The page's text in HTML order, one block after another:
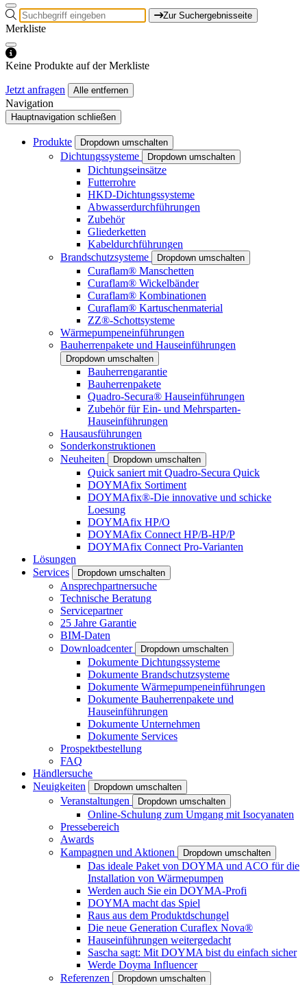
Zur Suchergebnisseite
Merkliste
Keine Produkte auf der Merkliste
Jetzt anfragen Alle entfernen
Navigation
Hauptnavigation schließen
Produkte Dropdown umschalten
Dichtungssysteme Dropdown umschalten
Dichtungseinsätze
Futterrohre
HKD-Dichtungssysteme
Abwasserdurchführungen
Zubehör
Gliederketten
Kabeldurchführungen
Brandschutzsysteme
Dropdown umschalten
Curaflam® Manschetten
Curaflam® Wickelbänder
Curaflam® Kombinationen
Curaflam® Kartuschenmaterial
ZZ®-Schottsysteme
Wärmepumpeneinführungen
Bauherrenpakete und Hauseinführungen
Dropdown umschalten
Bauherrengarantie
Bauherrenpakete
Quadro-Secura® Hauseinführungen
Zubehör für Ein- und Mehrsparten-
Hauseinführungen
Hausausführungen
Sonderkonstruktionen
Neuheiten
Dropdown umschalten
Quick saniert mit Quadro-Secura Quick
DOYMAfix Sortiment
DOYMAfix®-Die innovative und schicke
Loesung
DOYMAfix HP/O
DOYMAfix Connect HP/B-HP/P
DOYMAfix Connect Pro-Varianten
Lösungen
Services
Dropdown umschalten
Ansprechpartnersuche
Technische Beratung
Servicepartner
25 Jahre Garantie
BIM-Daten
Downloadcenter
Dropdown umschalten
Dokumente Dichtungssysteme
Dokumente Brandschutzsysteme
Dokumente Wärmepumpeneinführungen
Dokumente Bauherrenpakete und
Hauseinführungen
Dokumente Unternehmen
Dokumente Services
Prospektbestellung
FAQ
Händlersuche
Neuigkeiten
Dropdown umschalten
Veranstaltungen Dropdown umschalten
Online-Schulung zum Umgang mit Isocyanaten
Pressebereich
Awards
Kampagnen und Aktionen
Dropdown umschalten
Das ideale Paket von DOYMA und ACO für die
Installation von Wärmepumpen
Werden auch Sie ein DOYMA-Profi
DOYMA macht das Spiel
Raus aus dem Produktdschungel
Die neue Generation Curaflex Nova®
Hauseinführungen weitergedacht
Sascha sagt: Mit DOYMA bist du einfach sicher
Werde Doyma Influencer
Referenzen
Dropdown umschalten